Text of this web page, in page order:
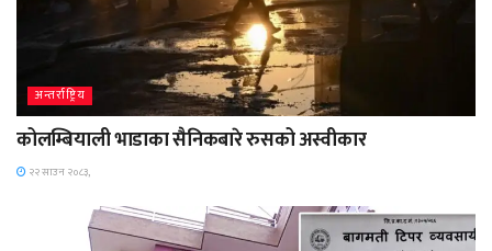
अन्तर्राष्ट्रिय
कोलम्बियाली भाडाका सैनिकबारे रुसको अस्वीकार
२२ साउन २०८३,